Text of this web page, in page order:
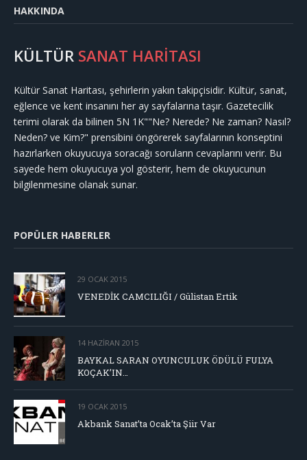
HAKKINDA
KÜLTÜR SANAT HARİTASI
Kültür Sanat Haritası, şehirlerin yakın takipçisidir. Kültür, sanat,
eğlence ve kent insanını her ay sayfalarına taşır. Gazetecilik
terimi olarak da bilinen 5N 1K""Ne? Nerede? Ne zaman? Nasıl?
Neden? ve Kim?" prensibini öngörerek sayfalarının konseptini
hazırlarken okuyucuya soracağı soruların cevaplarını verir. Bu
sayede hem okuyucuya yol gösterir, hem de okuyucunun
bilgilenmesine olanak sunar.
POPÜLER HABERLER
29 OCAK 2015
VENEDİK CAMCILIĞI / Gülistan Ertik
14 HAZIRAN 2015
BAYKAL SARAN OYUNCULUK ÖDÜLÜ FULYA
KOÇAK’IN…
19 OCAK 2015
Akbank Sanat’ta Ocak’ta Şiir Var